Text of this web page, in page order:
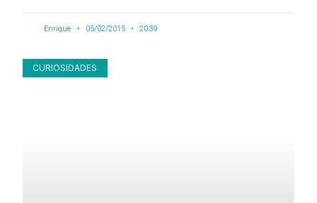
Enrique 05/02/2015 20:39
CURIOSIDADES